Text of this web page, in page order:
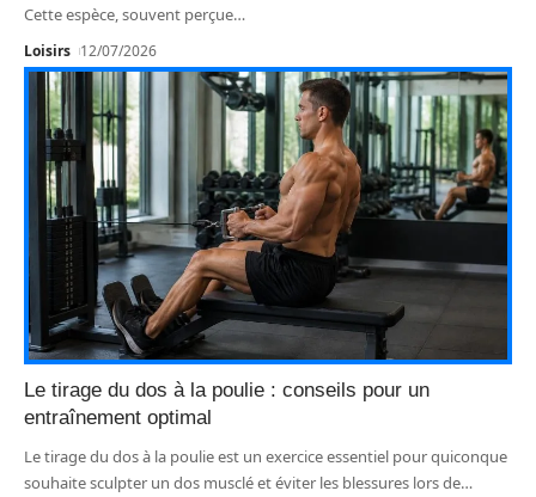
Cette espèce, souvent perçue…
Loisirs 12/07/2026
Le tirage du dos à la poulie : conseils pour un
entraînement optimal
Le tirage du dos à la poulie est un exercice essentiel pour quiconque
souhaite sculpter un dos musclé et éviter les blessures lors de…